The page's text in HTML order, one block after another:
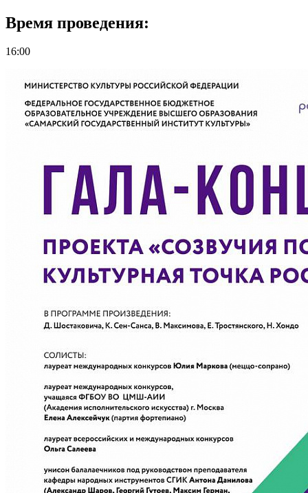
Время проведения:
16:00